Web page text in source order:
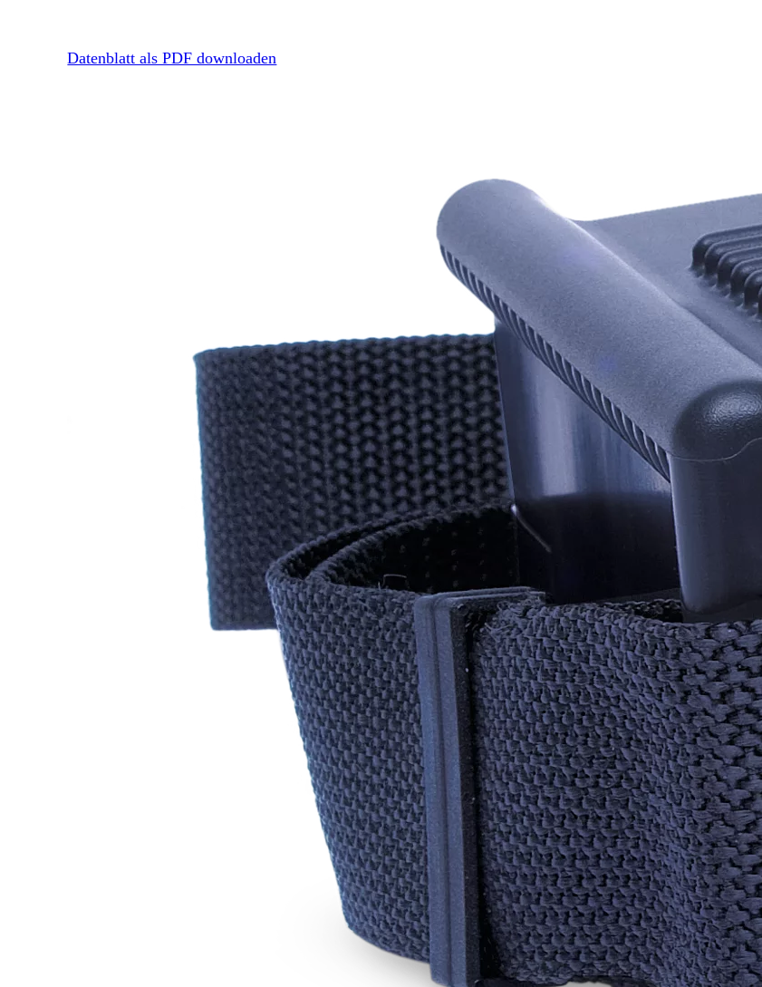
Datenblatt als PDF downloaden